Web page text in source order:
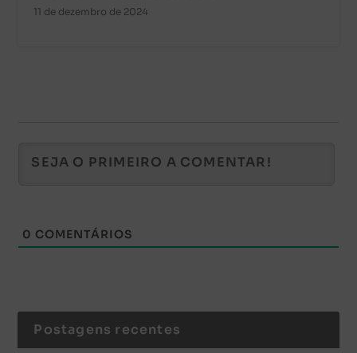
11 de dezembro de 2024
0 COMENTÁRIOS
Postagens recentes